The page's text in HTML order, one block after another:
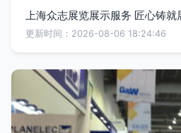
上海众志展览展示服务 匠心铸就
更新时间：2026-08-06 18:24:46